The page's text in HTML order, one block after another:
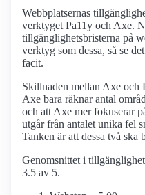
Webbplatsernas
verktyget Pa11y och Axe.
tillgänglighetsbristerna på
verktyg som dessa, så se
facit.
Skillnaden mellan Axe och
Axe bara räknar antal
och att Axe mer fokuserar
utgår från antalet unika fel
Tanken är att dessa två ska
Genomsnittet i
3.5 av 5.